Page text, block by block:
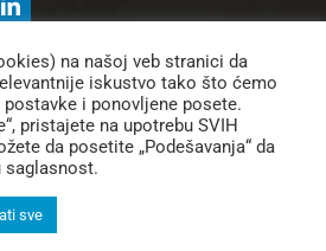
|Politika privatnosti
na našoj veb stranici da
iskustvo tako što ćemo
i ponovljene posete.
pristajete na upotrebu SVIH
da posetite „Podešavanja“ da
saglasnost.
sve